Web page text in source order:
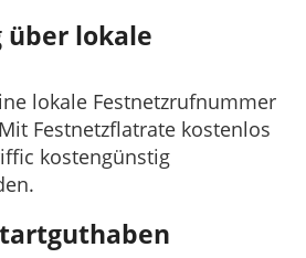
lokale
lokale Festnetzrufnummer
Festnetzflatrate kostenlos
kostengünstig